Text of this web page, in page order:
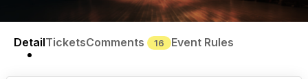
DetailTicketsComments 16 Event Rules